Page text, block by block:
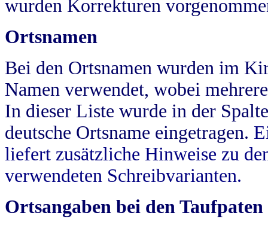
wurden Korrekturen
Ortsnamen
Bei den Ortsnamen wurden im
Namen verwendet, wobei
In dieser Liste wurde in der
deutsche Ortsname eingetragen.
liefert zusätzliche Hinweise zu
verwendeten Schreibvarianten.
Ortsangaben bei den Taufpaten